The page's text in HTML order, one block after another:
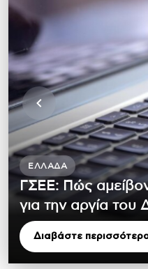
ΕΛΛΆΔΑ
ΓΣΕΕ: Πώς
για την αργία του
Διαβάστε